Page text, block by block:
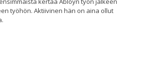
työhön. Aktiivinen hän on aina ollut